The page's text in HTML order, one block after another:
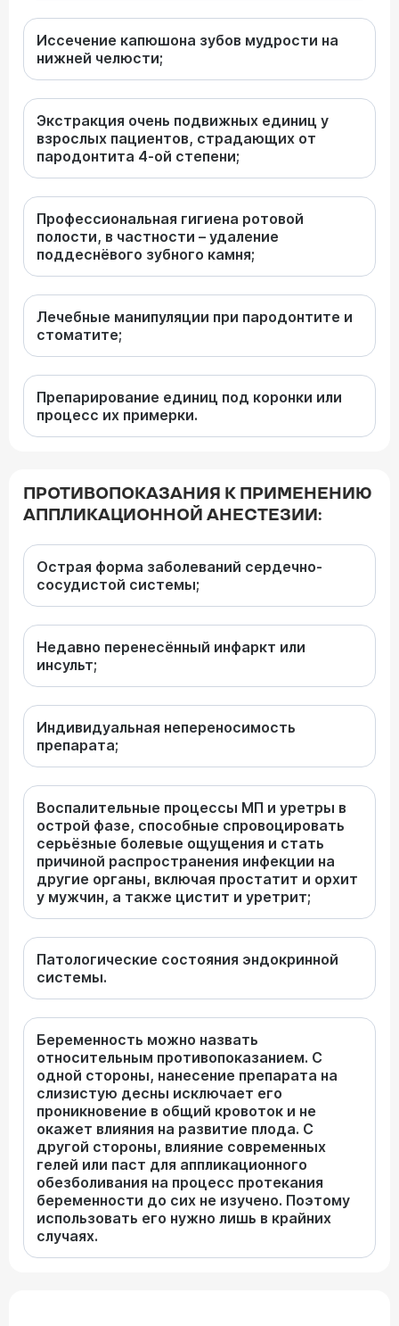
Иссечение капюшона зубов мудрости на
нижней челюсти;
Экстракция очень подвижных единиц у
взрослых пациентов, страдающих от
пародонтита 4-ой степени;
Профессиональная гигиена ротовой
полости, в частности – удаление
поддеснёвого зубного камня;
Лечебные манипуляции при пародонтите и
стоматите;
Препарирование единиц под коронки или
процесс их примерки.
ПРОТИВОПОКАЗАНИЯ К ПРИМЕНЕНИЮ
АППЛИКАЦИОННОЙ АНЕСТЕЗИИ:
Острая форма заболеваний сердечно-
сосудистой системы;
Недавно перенесённый инфаркт или
инсульт;
Индивидуальная непереносимость
препарата;
Воспалительные процессы МП и уретры в
острой фазе, способные спровоцировать
серьёзные болевые ощущения и стать
причиной распространения инфекции на
другие органы, включая простатит и орхит
у мужчин, а также цистит и уретрит;
Патологические состояния эндокринной
системы.
Беременность можно назвать
относительным противопоказанием. С
одной стороны, нанесение препарата на
слизистую десны исключает его
проникновение в общий кровоток и не
окажет влияния на развитие плода. С
другой стороны, влияние современных
гелей или паст для аппликационного
обезболивания на процесс протекания
беременности до сих не изучено. Поэтому
использовать его нужно лишь в крайних
случаях.